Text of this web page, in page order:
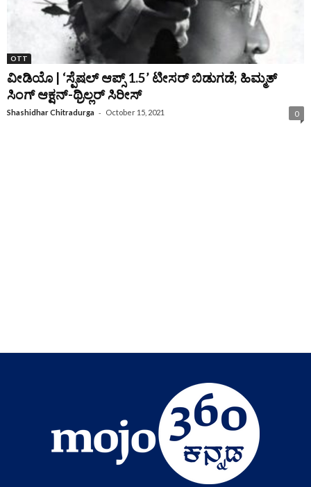
OTT
ವೀಡಿಯೊ | ‘ಸ್ಪೆಷಲ್ ಆಪ್ಸ್ 1.5’ ಟೀಸರ್ ಬಿಡುಗಡೆ; ಹಿಮ್ಮತ್
ಸಿಂಗ್ ಆಕ್ಷನ್-ಥ್ರಿಲ್ಲರ್ ಸಿರೀಸ್
Shashidhar Chitradurga - October 15, 2021 0